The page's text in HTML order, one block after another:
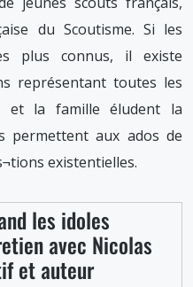
du Scoutisme. Si les
plus connus, il existe
représentant toutes les
et la famille éludent la
permettent aux ados de
existentielles.
les idoles
avec Nicolas
et auteur